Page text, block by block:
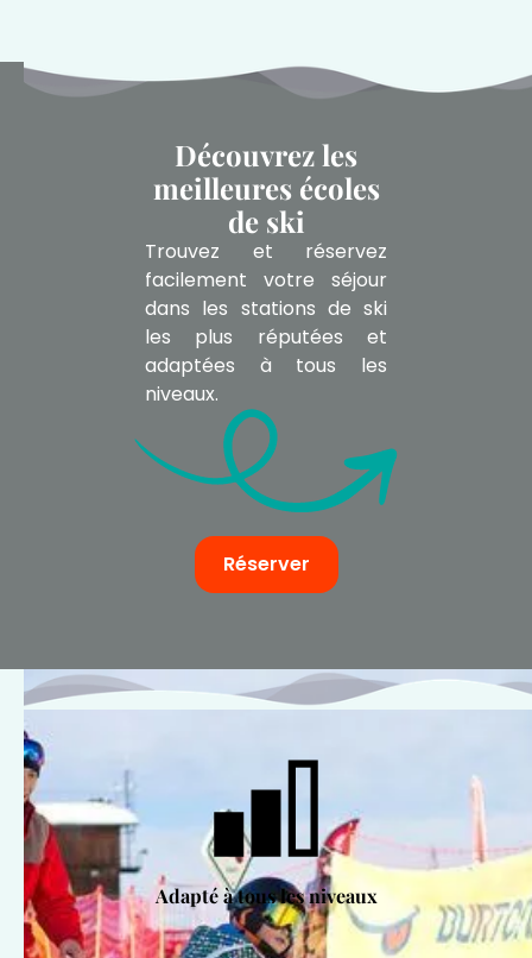
Découvrez les
meilleures écoles
de ski
Trouvez et réservez
facilement votre séjour
dans les stations de ski
les plus réputées et
adaptées à tous les
niveaux.
Réserver
Adapté à tous les niveaux